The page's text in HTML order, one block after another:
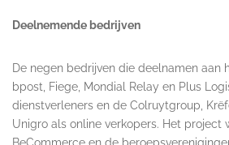
Deelnemende bedrijven
De negen bedrijven die deelnamen aan
bpost, Fiege, Mondial Relay en Plus
dienstverleners en de Colruytgroup,
Unigro als online verkopers. Het project
BeCommerce en de